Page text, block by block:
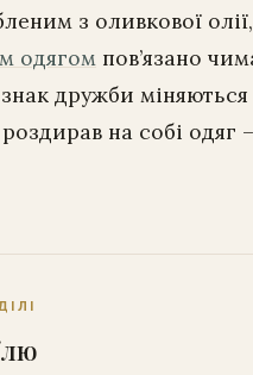
з оливкової
одягом пов’язано
дружби міняються
на собі одяг